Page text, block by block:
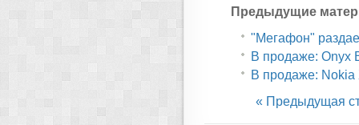
Предыдущие
"Мегафон"
В продаже: Onyx
В продаже: Nokia
« Предыдущая